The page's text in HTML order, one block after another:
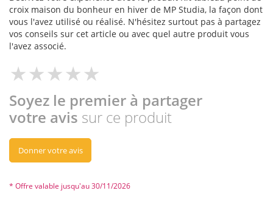
croix maison du bonheur en hiver de MP Studia, la façon dont
vous l'avez utilisé ou réalisé. N'hésitez surtout pas à partagez
vos conseils sur cet article ou avec quel autre produit vous
l'avez associé.
Soyez le premier à partager
votre avis sur ce produit
Donner votre avis
* Offre valable jusqu'au 30/11/2026